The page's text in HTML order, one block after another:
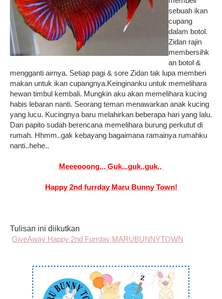
sebuah ikan
cupang
dalam botol.
Zidan rajin
membersihk
an botol &
mengganti airnya. Setiap pagi & sore Zidan tak lupa memberi
makan untuk ikan cupangnya.Keinginanku untuk memelihara
hewan timbul kembali. Mungkin aku akan memelihara kucing
habis lebaran nanti. Seorang teman menawarkan anak kucing
yang lucu. Kucingnya baru melahirkan beberapa hari yang lalu.
Dan papito sudah berencana memelihara burung perkutut di
rumah. Hhmm..gak kebayang bagaimana ramainya rumahku
nanti..hehe..
Meeeooong... Guk...guk..guk..
Happy 2nd furrday Maru Bunny Town!
Tulisan ini diikutkan
GiveAway Happy 2nd Furrday MARUBUNNYTOWN